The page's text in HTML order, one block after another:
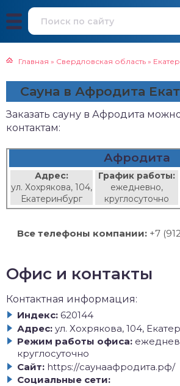
Главная » Свердловская область »
Сауна в Афродита
Заказать сауну в Афродита
контактам:
Афродита
Адрес:
ул. Хохрякова, 104,
Екатеринбург
График работы:
ежедневно,
круглосуточно
Все телефоны компании: +7
Офис и контакты
Контактная информация:
Индекс: 620144
Адрес: ул. Хохрякова, 104,
Режим работы офиса:
круглосуточно
Сайт: https://саунаафродита.рф/
Социальные сети: